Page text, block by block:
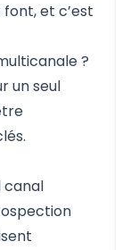
et c’est
?
un seul
canal